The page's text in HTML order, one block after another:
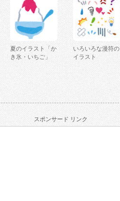
夏のイラスト「か
き氷・いちご」
いろいろな漫符の
イラスト
スポンサード リンク